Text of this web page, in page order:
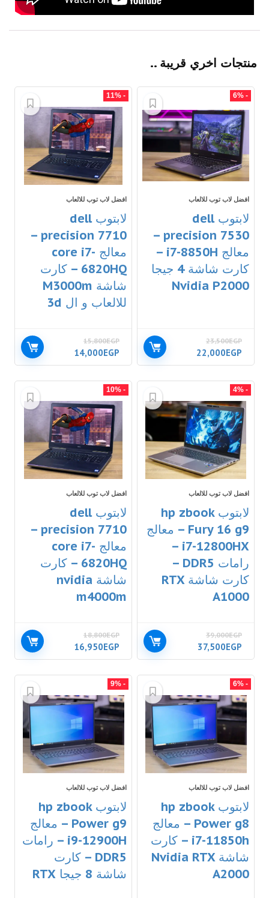
منتجات اخري قريبة ..
- 6%
افضل لاب توب للالعاب
لابتوب dell
precision 7530 –
معالج i7-8850H –
كارت شاشة 4 جيجا
Nvidia P2000
23,500EGP
22,000EGP
- 11%
افضل لاب توب للالعاب
لابتوب dell
precision 7710 –
معالج core i7-
6820HQ – كارت
شاشة M3000m
للالعاب و ال 3d
15,800EGP
14,000EGP
- 4%
افضل لاب توب للالعاب
لابتوب hp zbook
Fury 16 g9 – معالج
i7-12800HX –
رامات DDR5 –
كارت شاشة RTX
A1000
39,000EGP
37,500EGP
- 10%
افضل لاب توب للالعاب
لابتوب dell
precision 7710 –
معالج core i7-
6820HQ – كارت
شاشة nvidia
m4000m
18,800EGP
16,950EGP
- 6%
افضل لاب توب للالعاب
لابتوب hp zbook
Power g8 – معالج
i7-11850h – كارت
شاشة Nvidia RTX
A2000
- 9%
افضل لاب توب للالعاب
لابتوب hp zbook
Power g9 – معالج
i9-12900H – رامات
DDR5 – كارت
شاشة 8 جيجا RTX